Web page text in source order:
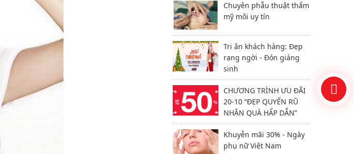
Chuyên phẫu thuật thẩm
mỹ môi uy tín
Tri ân khách hàng: Đẹp
rạng ngời - Đón giáng
sinh
CHƯƠNG TRÌNH ƯU ĐÃI
20-10 “ĐẸP QUYẾN RŨ
NHẬN QUÀ HẤP DẪN”
Khuyễn mãi 30% - Ngày
phụ nữ Việt Nam